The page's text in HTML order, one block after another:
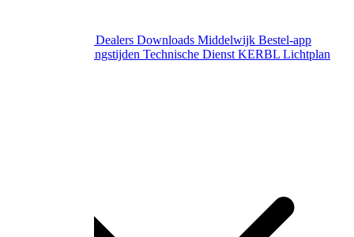
Dealers Downloads Middelwijk Bestel-app
Gewijzigde openingstijden Technische Dienst KERBL Lichtplan